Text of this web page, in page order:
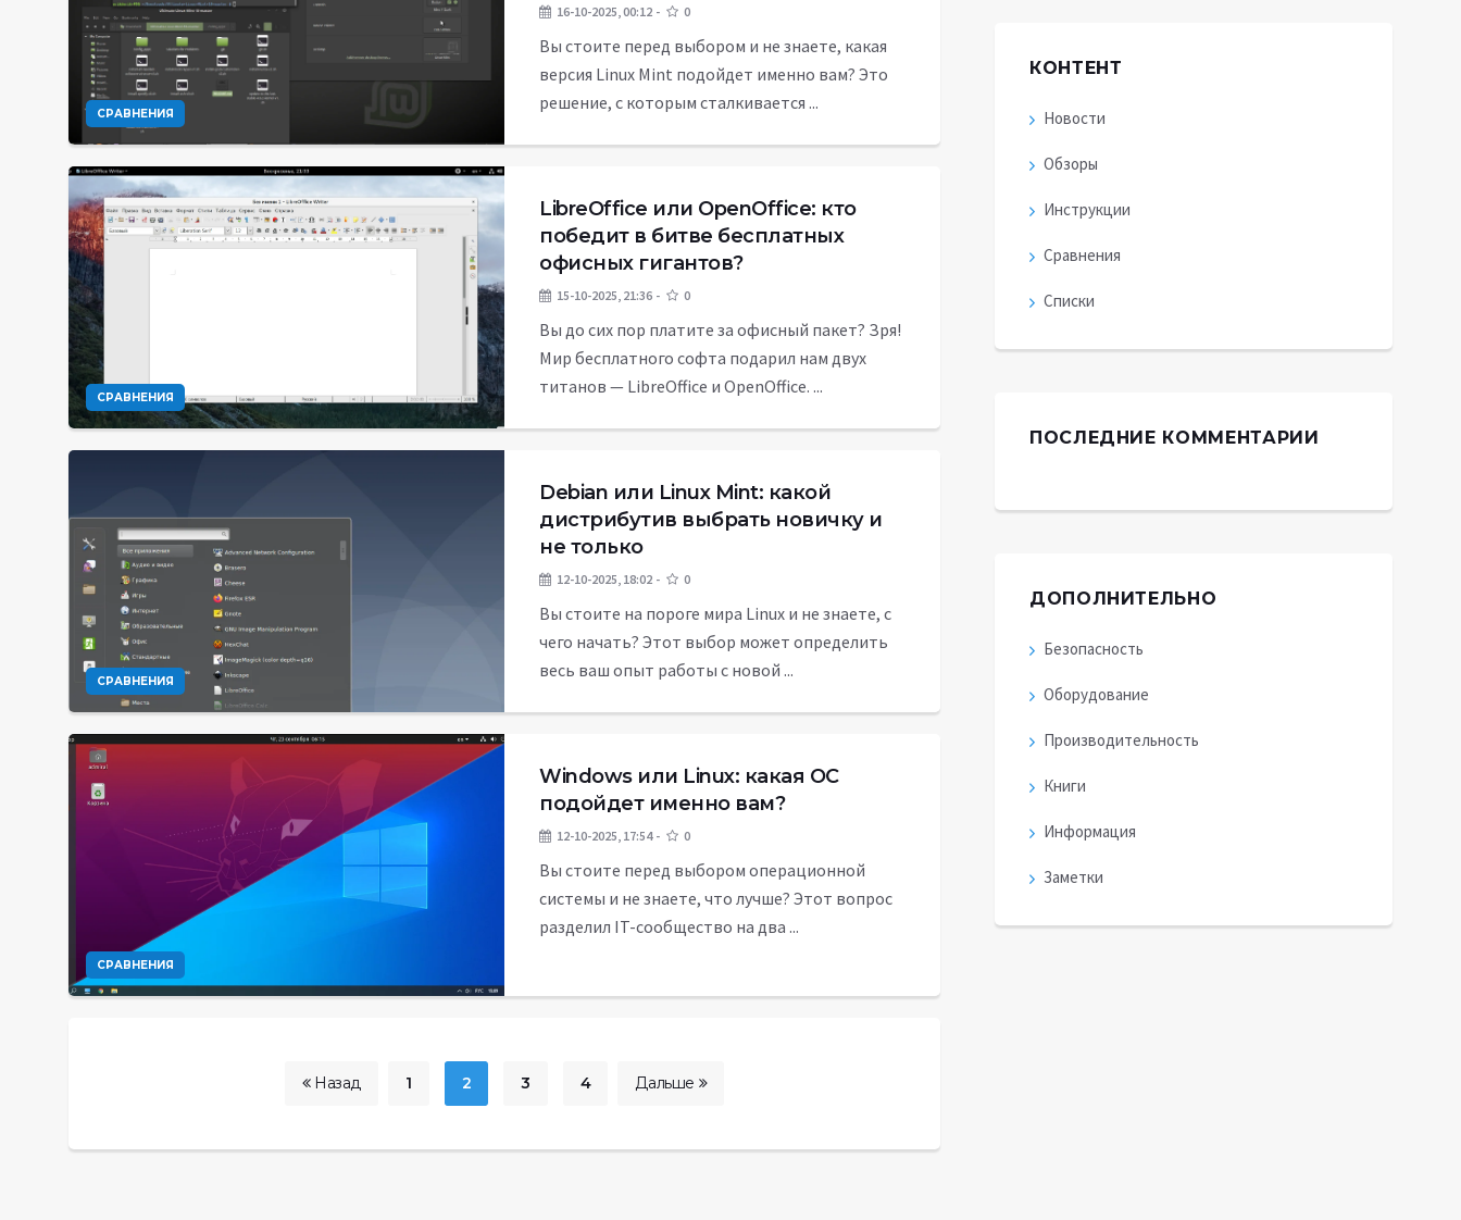
СРАВНЕНИЯ
16-10-2025, 00:12 0
Вы стоите перед выбором и не знаете, какая
версия Linux Mint подойдет именно вам? Это
решение, с которым сталкивается ...
СРАВНЕНИЯ
LibreOffice или OpenOffice: кто
победит в битве бесплатных
офисных гигантов?
15-10-2025, 21:36 0
Вы до сих пор платите за офисный пакет? Зря!
Мир бесплатного софта подарил нам двух
титанов — LibreOffice и OpenOffice. ...
СРАВНЕНИЯ
Debian или Linux Mint: какой
дистрибутив выбрать новичку и
не только
12-10-2025, 18:02 0
Вы стоите на пороге мира Linux и не знаете, с
чего начать? Этот выбор может определить
весь ваш опыт работы с новой ...
СРАВНЕНИЯ
Windows или Linux: какая ОС
подойдет именно вам?
12-10-2025, 17:54 0
Вы стоите перед выбором операционной
системы и не знаете, что лучше? Этот вопрос
разделил IT-сообщество на два ...
Назад 1 2 3 4 Дальше
КОНТЕНТ
Новости
Обзоры
Инструкции
Сравнения
Списки
ПОСЛЕДНИЕ КОММЕНТАРИИ
ДОПОЛНИТЕЛЬНО
Безопасность
Оборудование
Производительность
Книги
Информация
Заметки